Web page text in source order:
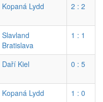
Kopaná Lydd 2 : 2
Slavland
Bratislava
1 : 1
Daří Kiel 0 : 5
Kopaná Lydd 1 : 0